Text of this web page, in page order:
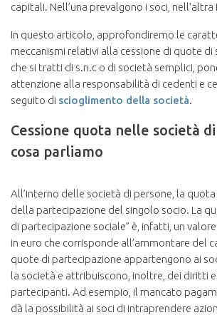
capitali. Nell’una prevalgono i soci, nell’altra
In questo articolo, approfondiremo le
meccanismi relativi alla cessione di quote di
che si tratti di s.n.c o di società semplici,
attenzione alla responsabilità di cedenti e
seguito di scioglimento della società.
Cessione quota nelle società
cosa parliamo
All’interno delle società di persone, la
della partecipazione del singolo socio. La
di partecipazione sociale” è, infatti, un
in euro che corrisponde all’ammontare del
quote di partecipazione appartengono ai
la società e attribuiscono, inoltre, dei diritti
partecipanti. Ad esempio, il mancato
dà la possibilità ai soci di intraprendere